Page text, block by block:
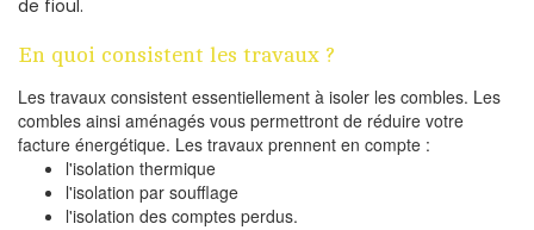
de fioul.
En quoi consistent les travaux ?
Les travaux consistent essentiellement à isoler les combles. Les
combles ainsi aménagés vous permettront de réduire votre
facture énergétique. Les travaux prennent en compte :
l'isolation thermique
l'isolation par soufflage
l'isolation des comptes perdus.